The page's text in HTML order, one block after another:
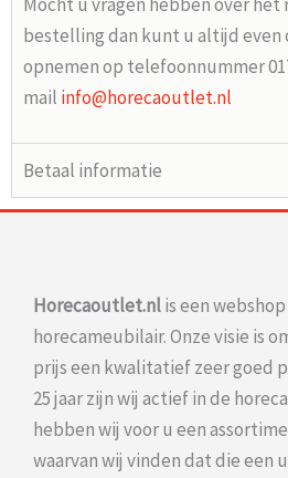
bestelling dan kunt u altijd even
opnemen op telefoonnummer
mail info@horecaoutlet.nl
Betaal informatie
Horecaoutlet.nlis een
horecameubilair. Onze visie is
prijs een kwalitatief zeer goed
25 jaar zijn wij actief in de
hebben wij voor u een
waarvan wij vinden dat die een